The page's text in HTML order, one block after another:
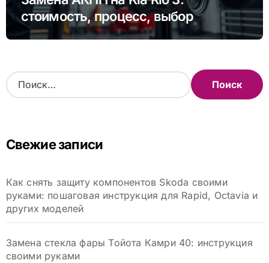
стоимость, процесс, выбор
сервиса
Н
а
:Свежие записи
Как снять защиту компонентов Skoda своими
руками: пошаговая инструкция для Rapid, Octavia и
других моделей
Замена стекла фары Тойота Камри 40: инструкция
своими руками